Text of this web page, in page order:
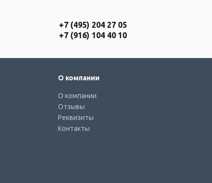
+7 (495) 204 27 05
+7 (916) 104 40 10
О компании
О компании
Отзывы
Реквизиты
Контакты